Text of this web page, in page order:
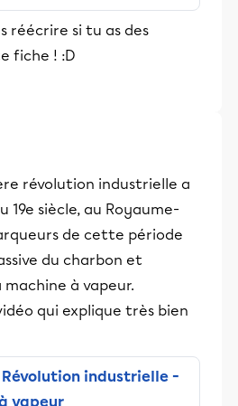
Alloprof engage les élèves
dans la réussite
réécrire si tu as des
fiche ! :D
révolution industrielle a
19e siècle, au Royaume-
de cette période
du charbon et
à vapeur.
qui explique très bien
industrielle -
vapeur